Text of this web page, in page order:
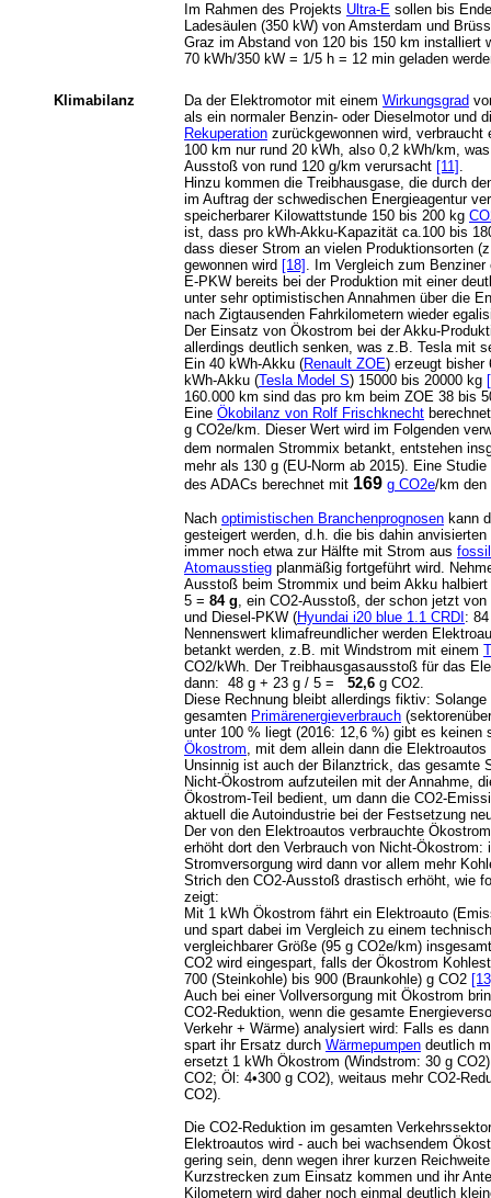
Im Rahmen des Projekts Ultra-E sollen bis
Ladesäulen (350 kW) von Amsterdam und
Graz im Abstand von 120 bis 150 km installiert
70 kWh/350 kW = 1/5 h = 12 min geladen
Klimabilanz Da der Elektromotor mit einem Wirkungsgrad
als ein normaler Benzin- oder Dieselmotor und
Rekuperation zurückgewonnen wird,
100 km nur rund 20 kWh, also 0,2 kWh/km,
Ausstoß von rund 120 g/km verursacht [11] .
Hinzu kommen die Treibhausgase, die durch
im Auftrag der schwedischen Energieagentur
speicherbarer Kilowattstunde 150 bis 200 kg
ist, dass pro kWh-Akku-Kapazität ca.100 bis
dass dieser Strom an vielen Produktionsorten
gewonnen wird [18] . Im Vergleich zum
E-PKW bereits bei der Produktion mit einer
unter sehr optimistischen Annahmen über die
nach Zigtausenden Fahrkilometern wieder
Der Einsatz von Ökostrom bei der Akku-
allerdings deutlich senken, was z.B. Tesla mit
Ein 40 kWh-Akku (Renault ZOE) erzeugt bisher
kWh-Akku (Tesla Model S) 15000 bis 20000 kg
160.000 km sind das pro km beim ZOE 38 bis
Eine Ökobilanz von Rolf Frischknecht
g CO2e/km. Dieser Wert wird im Folgenden
dem normalen Strommix betankt, entstehen
mehr als 130 g (EU-Norm ab 2015). Eine
des ADACs berechnet mit 169 g CO2e/km den
Nach optimistischen Branchenprognosen kann
gesteigert werden, d.h. die bis dahin
immer noch etwa zur Hälfte mit Strom aus
Atomausstieg planmäßig fortgeführt wird.
Ausstoß beim Strommix und beim Akku
5 = 84 g, ein CO2-Ausstoß, der schon jetzt
und Diesel-PKW (Hyundai i20 blue 1.1 CRDI :
Nennenswert klimafreundlicher werden
betankt werden, z.B. mit Windstrom mit einem
CO2/kWh. Der Treibhausgasausstoß für das
dann: 48 g + 23 g / 5 =
52,6 g CO2.
Diese Rechnung bleibt allerdings fiktiv: Solange
gesamten Primärenergieverbrauch
unter 100 % liegt (2016: 12,6 %) gibt es
Ökostrom, mit dem allein dann die
Unsinnig ist auch der Bilanztrick, das gesamte
Nicht-Ökostrom aufzuteilen mit der Annahme,
Ökostrom-Teil bedient, um dann die CO2-
aktuell die Autoindustrie bei der Festsetzung
Der von den Elektroautos verbrauchte
erhöht dort den Verbrauch von Nicht-
Stromversorgung wird dann vor allem mehr
Strich den CO2-Ausstoß drastisch erhöht, wie
zeigt:
Mit 1 kWh Ökostrom fährt ein Elektroauto
und spart dabei im Vergleich zu einem
vergleichbarer Größe (95 g CO2e/km)
CO2 wird eingespart, falls der Ökostrom
700 (Steinkohle) bis 900 (Braunkohle) g CO2
Auch bei einer Vollversorgung mit Ökostrom
CO2-Reduktion, wenn die gesamte
Verkehr + Wärme) analysiert wird: Falls es
spart ihr Ersatz durch Wärmepumpen deutlich
ersetzt 1 kWh Ökostrom (Windstrom: 30 g
CO2; Öl: 4•300 g CO2), weitaus mehr CO2-
CO2).
Die CO2-Reduktion im gesamten
Elektroautos wird - auch bei wachsendem
gering sein, denn wegen ihrer kurzen
Kurzstrecken zum Einsatz kommen und ihr
Kilometern wird daher noch einmal deutlich